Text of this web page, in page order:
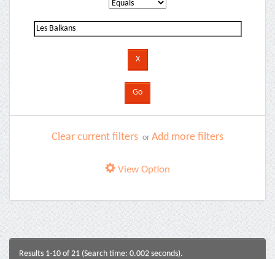
Clear current filters or Add more filters
View Option
Results 1-10 of 21 (Search time: 0.002 seconds).